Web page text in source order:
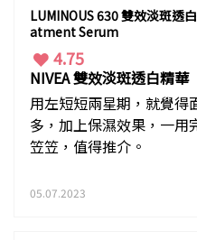
LUMINOUS 630 雙效淡斑
atment Serum
4.75
NIVEA 雙效淡斑透白精華
用左短短兩星期，就覺得
多，加上保濕效果，一用
笠笠，值得推介。
05.07.2023